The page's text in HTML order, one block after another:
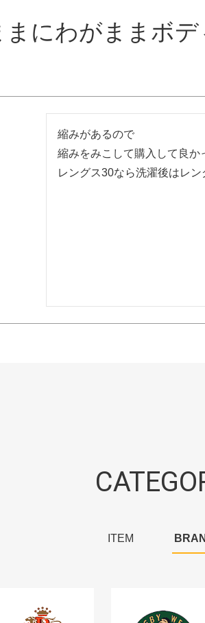
まにわがままボ
縮みがあるので
縮みをみこして購入して良か
ITEM